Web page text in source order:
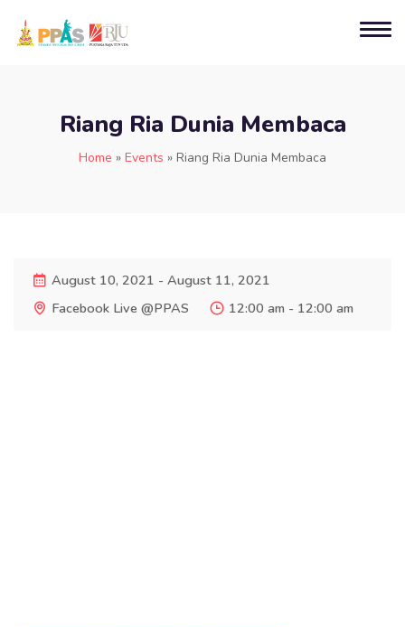
Riang Ria Dunia Membaca
Home » Events » Riang Ria Dunia Membaca
August 10, 2021 - August 11, 2021
Facebook Live @PPAS
12:00 am - 12:00 am